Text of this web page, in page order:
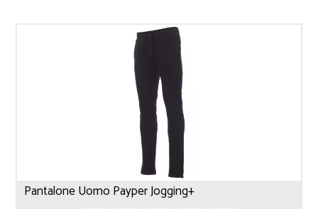
Pantalone Uomo Payper Jogging+